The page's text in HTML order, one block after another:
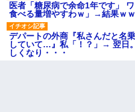
医者「糖尿病で余命1年です」
食べる量増やすわｗ」→結果ｗ
デパートの外商『私さんだと名
していて…』私「！？」→ 翌日
しくなり・・・